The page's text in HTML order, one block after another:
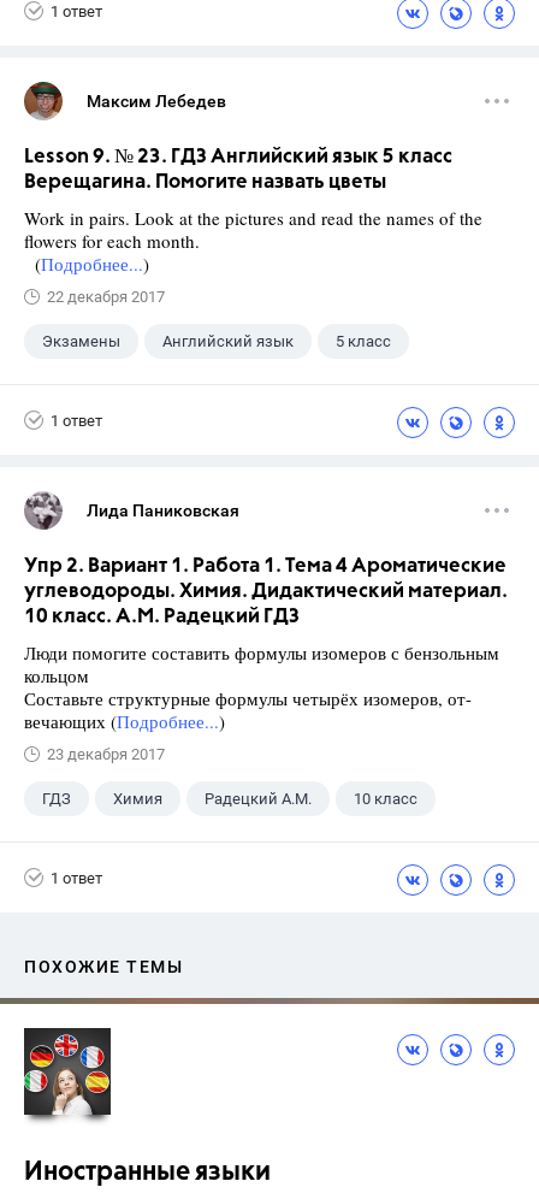
1 ответ
Максим Лебедев
Lesson 9. № 23. ГДЗ Английский язык 5 класс
Верещагина. Помогите назвать цветы
Work in pairs. Look at the pictures and read the names of the
flowers for each month.
(Подробнее...)
22 декабря 2017
Экзамены Английский язык 5 класс
1 ответ
Лида Паниковская
Упр 2. Вариант 1. Работа 1. Тема 4 Ароматические
углеводороды. Химия. Дидактический материал.
10 класс. А.М. Радецкий ГДЗ
Люди помогите составить формулы изомеров с бензольным
кольцом
Составьте структурные формулы четырёх изомеров, от-
вечающих (Подробнее...)
23 декабря 2017
ГДЗ Химия Радецкий А.М. 10 класс
1 ответ
ПОХОЖИЕ ТЕМЫ
Иностранные языки